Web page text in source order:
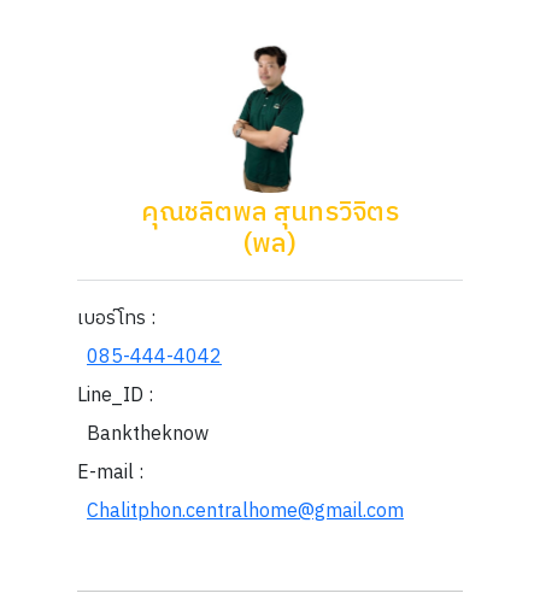
คุณชลิตพล สุนทรวิจิตร
(พล)
เบอร์โทร :
085-444-4042
Line_ID :
Banktheknow
E-mail :
Chalitphon.centralhome@gmail.com